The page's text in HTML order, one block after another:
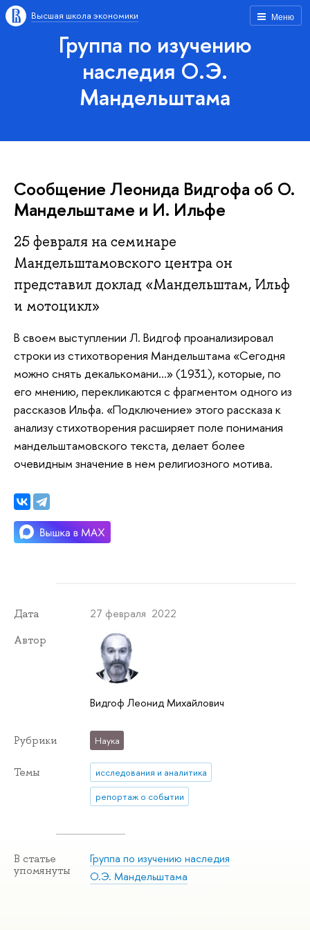
Меню
Высшая школа экономики
Группа по изучению
наследия О.Э.
Мандельштама
Сообщение Леонида Видгофа об О.
Мандельштаме и И. Ильфе
25 февраля на семинаре
Мандельштамовского центра он
представил доклад «Мандельштам, Ильф
и мотоцикл»
В своем выступлении Л. Видгоф проанализировал
строки из стихотворения Мандельштама «Сегодня
можно снять декалькомани...» (1931), которые, по
его мнению, перекликаются с фрагментом одного из
рассказов Ильфа. «Подключение» этого рассказа к
анализу стихотворения расширяет поле понимания
мандельштамовского текста, делает более
очевидным значение в нем религиозного мотива.
Дата 27 февраля 2022
Автор
Видгоф Леонид Михайлович
Рубрики Наука
Темы
исследования и аналитика
репортаж о событии
В статье
упомянуты
Группа по изучению наследия
О.Э. Мандельштама